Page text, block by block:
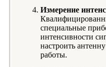
Измерение
специальные
интенсивности
настроить
работы.